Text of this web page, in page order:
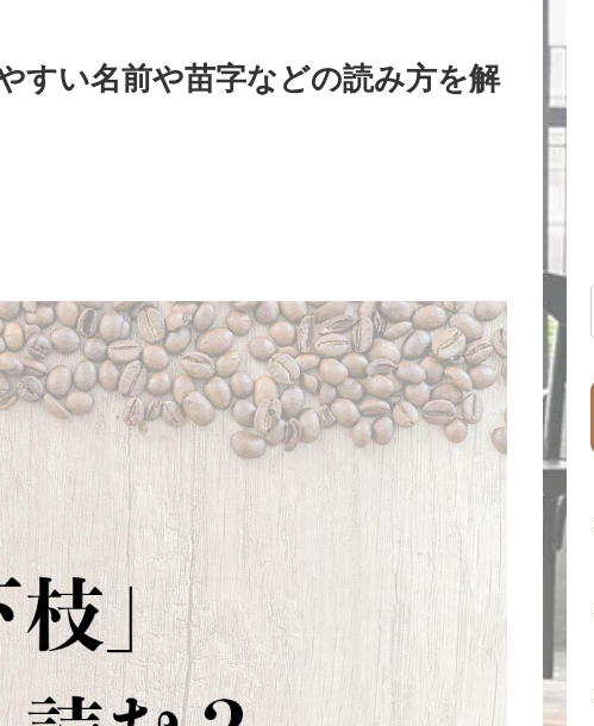
すい名前や苗字などの読み方を解